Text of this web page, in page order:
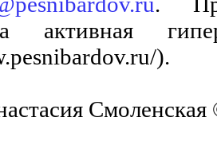
активная
).